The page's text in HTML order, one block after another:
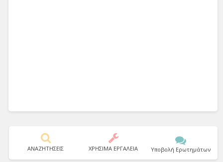
ΑΝΑΖΗΤΗΣΕΙΣ ΧΡΗΣΙΜΑ ΕΡΓΑΛΕΙΑ Υποβολή Ερωτημάτων